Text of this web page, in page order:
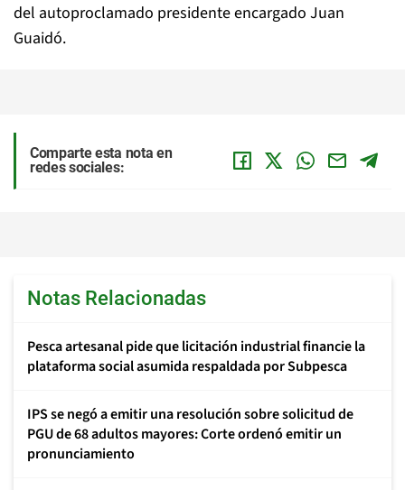
del autoproclamado presidente encargado Juan
Guaidó.
Comparte esta nota en
redes sociales:
Notas Relacionadas
Pesca artesanal pide que licitación industrial financie la
plataforma social asumida respaldada por Subpesca
IPS se negó a emitir una resolución sobre solicitud de
PGU de 68 adultos mayores: Corte ordenó emitir un
pronunciamiento